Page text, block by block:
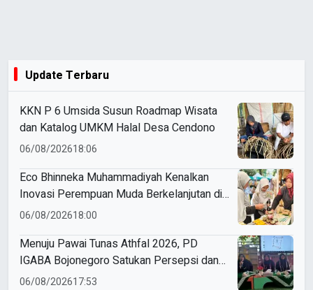
Update Terbaru
KKN P 6 Umsida Susun Roadmap Wisata
dan Katalog UMKM Halal Desa Cendono
06/08/202618:06
Eco Bhinneka Muhammadiyah Kenalkan
Inovasi Perempuan Muda Berkelanjutan di
Muktamar Nasyiatul Aisyiyah
06/08/202618:00
Menuju Pawai Tunas Athfal 2026, PD
IGABA Bojonegoro Satukan Persepsi dan
Utamakan Keselamatan Anak
06/08/202617:53